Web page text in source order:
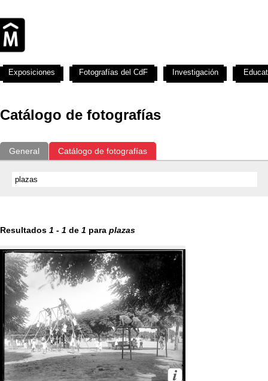
Catálogo de fotografías
General Catálogo de fotografías
Resultados 1 - 1 de 1 para plazas
Exposiciones Fotografías del CdF Investigación